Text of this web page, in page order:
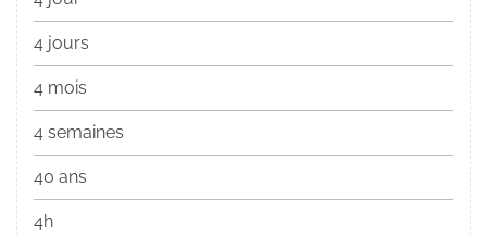
4 jours
4 mois
4 semaines
40 ans
4h